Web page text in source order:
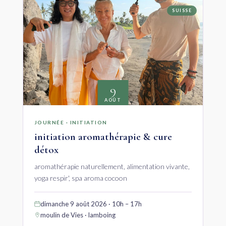
SUISSE
9
AOÛT
JOURNÉE · INITIATION
initiation aromathérapie & cure
détox
aromathérapie naturellement, alimentation vivante,
yoga respir', spa aroma cocoon
dimanche 9 août 2026 · 10h – 17h
moulin de Vies · lamboing